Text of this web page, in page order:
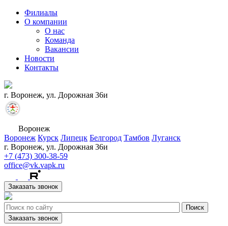
Филиалы
О компании
О нас
Команда
Вакансии
Новости
Контакты
г. Воронеж, ул. Дорожная 36и
Воронеж
Воронеж Курск Липецк Белгород Тамбов Луганск
г. Воронеж, ул. Дорожная 36и
+7 (473) 300-38-59
office@vk.vapk.ru
Заказать звонок
Заказать звонок